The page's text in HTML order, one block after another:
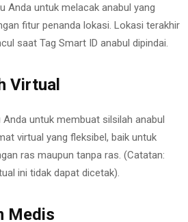
Anda untuk melacak anabul yang
fitur penanda lokasi. Lokasi terakhir
saat Tag Smart ID anabul dipindai.
Virtual
Anda untuk membuat silsilah anabul
virtual yang fleksibel, baik untuk
ras maupun tanpa ras. (Catatan:
ini tidak dapat dicetak).
Medis